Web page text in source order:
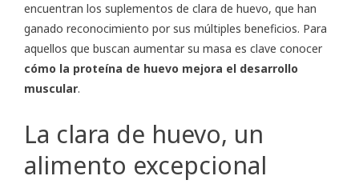
encuentran los suplementos de clara de huevo, que han
ganado reconocimiento por sus múltiples beneficios. Para
aquellos que buscan aumentar su masa es clave conocer
cómo la proteína de huevo mejora el desarrollo
muscular.
La clara de huevo, un
alimento excepcional